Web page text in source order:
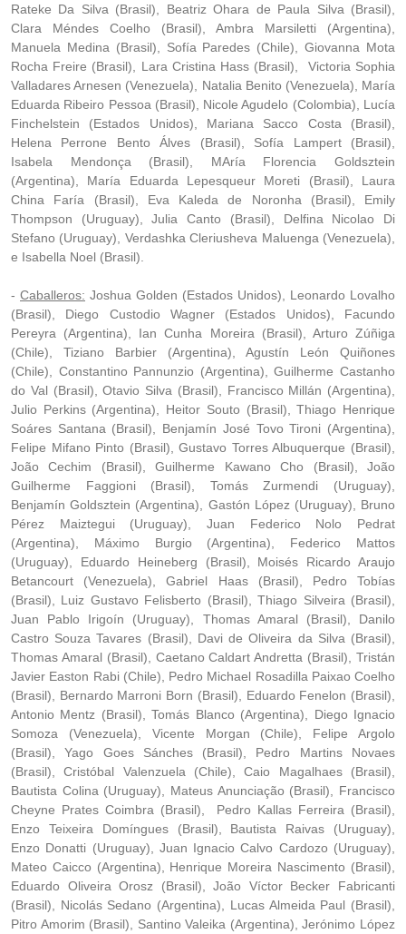
Rateke Da Silva (Brasil), Beatriz Ohara de Paula Silva (Brasil),
Clara Méndes Coelho (Brasil), Ambra Marsiletti (Argentina),
Manuela Medina (Brasil), Sofía Paredes (Chile), Giovanna Mota
Rocha Freire (Brasil), Lara Cristina Hass (Brasil), Victoria Sophia
Valladares Arnesen (Venezuela), Natalia Benito (Venezuela), María
Eduarda Ribeiro Pessoa (Brasil), Nicole Agudelo (Colombia), Lucía
Finchelstein (Estados Unidos), Mariana Sacco Costa (Brasil),
Helena Perrone Bento Álves (Brasil), Sofía Lampert (Brasil),
Isabela Mendonça (Brasil), MAría Florencia Goldsztein
(Argentina), María Eduarda Lepesqueur Moreti (Brasil), Laura
China Faría (Brasil), Eva Kaleda de Noronha (Brasil), Emily
Thompson (Uruguay), Julia Canto (Brasil), Delfina Nicolao Di
Stefano (Uruguay), Verdashka Cleriusheva Maluenga (Venezuela),
e Isabella Noel (Brasil).
- Caballeros: Joshua Golden (Estados Unidos), Leonardo Lovalho
(Brasil), Diego Custodio Wagner (Estados Unidos), Facundo
Pereyra (Argentina), Ian Cunha Moreira (Brasil), Arturo Zúñiga
(Chile), Tiziano Barbier (Argentina), Agustín León Quiñones
(Chile), Constantino Pannunzio (Argentina), Guilherme Castanho
do Val (Brasil), Otavio Silva (Brasil), Francisco Millán (Argentina),
Julio Perkins (Argentina), Heitor Souto (Brasil), Thiago Henrique
Soáres Santana (Brasil), Benjamín José Tovo Tironi (Argentina),
Felipe Mifano Pinto (Brasil), Gustavo Torres Albuquerque (Brasil),
João Cechim (Brasil), Guilherme Kawano Cho (Brasil), João
Guilherme Faggioni (Brasil), Tomás Zurmendi (Uruguay),
Benjamín Goldsztein (Argentina), Gastón López (Uruguay), Bruno
Pérez Maiztegui (Uruguay), Juan Federico Nolo Pedrat
(Argentina), Máximo Burgio (Argentina), Federico Mattos
(Uruguay), Eduardo Heineberg (Brasil), Moisés Ricardo Araujo
Betancourt (Venezuela), Gabriel Haas (Brasil), Pedro Tobías
(Brasil), Luiz Gustavo Felisberto (Brasil), Thiago Silveira (Brasil),
Juan Pablo Irigoín (Uruguay), Thomas Amaral (Brasil), Danilo
Castro Souza Tavares (Brasil), Davi de Oliveira da Silva (Brasil),
Thomas Amaral (Brasil), Caetano Caldart Andretta (Brasil), Tristán
Javier Easton Rabi (Chile), Pedro Michael Rosadilla Paixao Coelho
(Brasil), Bernardo Marroni Born (Brasil), Eduardo Fenelon (Brasil),
Antonio Mentz (Brasil), Tomás Blanco (Argentina), Diego Ignacio
Somoza (Venezuela), Vicente Morgan (Chile), Felipe Argolo
(Brasil), Yago Goes Sánches (Brasil), Pedro Martins Novaes
(Brasil), Cristóbal Valenzuela (Chile), Caio Magalhaes (Brasil),
Bautista Colina (Uruguay), Mateus Anunciação (Brasil), Francisco
Cheyne Prates Coimbra (Brasil), Pedro Kallas Ferreira (Brasil),
Enzo Teixeira Domíngues (Brasil), Bautista Raivas (Uruguay),
Enzo Donatti (Uruguay), Juan Ignacio Calvo Cardozo (Uruguay),
Mateo Caicco (Argentina), Henrique Moreira Nascimento (Brasil),
Eduardo Oliveira Orosz (Brasil), João Víctor Becker Fabricanti
(Brasil), Nicolás Sedano (Argentina), Lucas Almeida Paul (Brasil),
Pitro Amorim (Brasil), Santino Valeika (Argentina), Jerónimo López